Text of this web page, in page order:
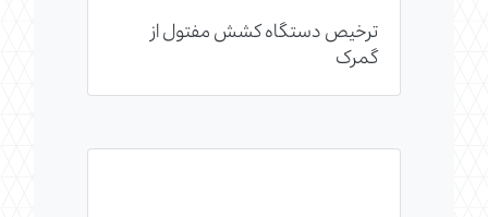
ترخیص دستگاه کشش مفتول از
گمرک